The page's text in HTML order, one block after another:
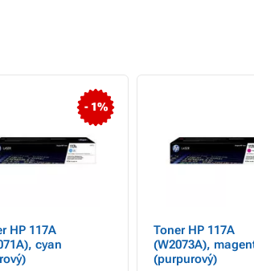
- 1%
HP 117A
cyan
Toner HP 117A
(W2073A),
(purpurový)